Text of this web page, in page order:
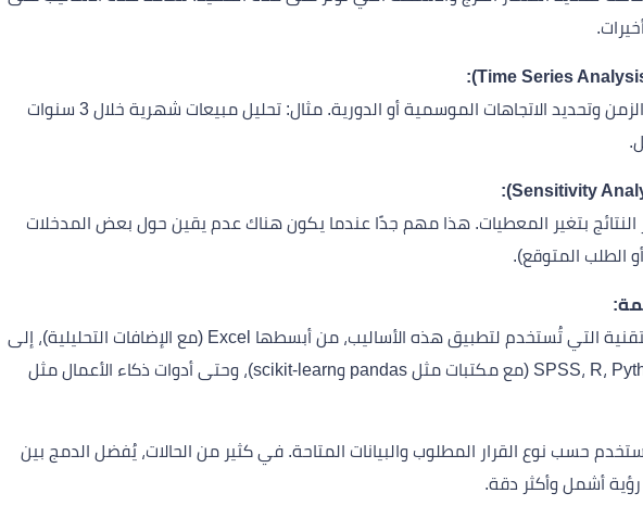
يُستخدم لتتبع البيانات عبر الزمن وتحديد الاتجاهات الموسمية أو الدورية. مثال: تحليل مبيعات شهرية خلال 3 سنوات
بتغير المعطيات. هذا مهم جدًا عندما يكون هناك عدم يقين حول بعض المدخلات
الطلب المتوقع).
هناك العديد من الأدوات التقنية التي تُستخدم لتطبيق هذه الأساليب، من أبسطها Excel (مع الإضافات التحليلية)، إلى
أدوات أكثر تخصصًا مثل SPSS، R، Python (مع مكتبات مثل pandas وscikit-learn)، وحتى أدوات ذكاء الأعمال مثل
حسب نوع القرار المطلوب والبيانات المتاحة. في كثير من الحالات، يُفضل الدمج بين
أشمل وأكثر دقة.